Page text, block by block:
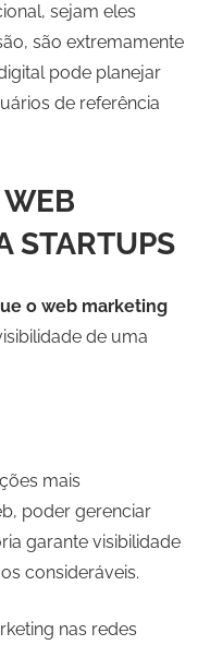
sejam eles
são extremamente
pode planejar
de referência
WEB
STARTUPS
o web marketing
de uma
mais
poder gerenciar
garante visibilidade
consideráveis.
nas redes